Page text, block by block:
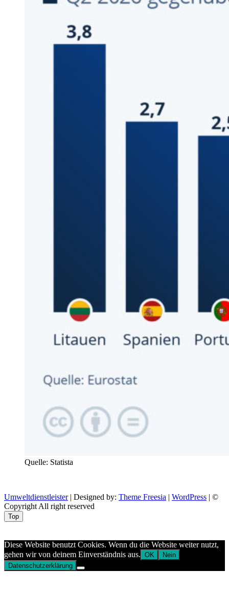
Quelle: Statista
Umweltdienstleister| Designed by: Theme Freesia | WordPress | ©
Copyright All right reserved
Top
Diese Website benutzt Cookies. Wenn du die Website weiter nutzt,
gehen wir von deinem Einverständnis aus. OK
Nein
Datenschutzerklärung